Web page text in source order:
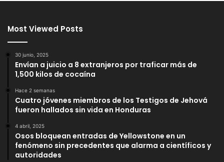
Most Viewed Posts
30 junio, 2025
Envían a juicio a 8 extranjeros por traficar más de
1,500 kilos de cocaína
Hace 2 semanas
Cuatro jóvenes miembros de los Testigos de Jehová
fueron hallados sin vida en Honduras
4 abril, 2025
Osos bloquean entradas de Yellowstone en un
fenómeno sin precedentes que alarma a científicos y
autoridades